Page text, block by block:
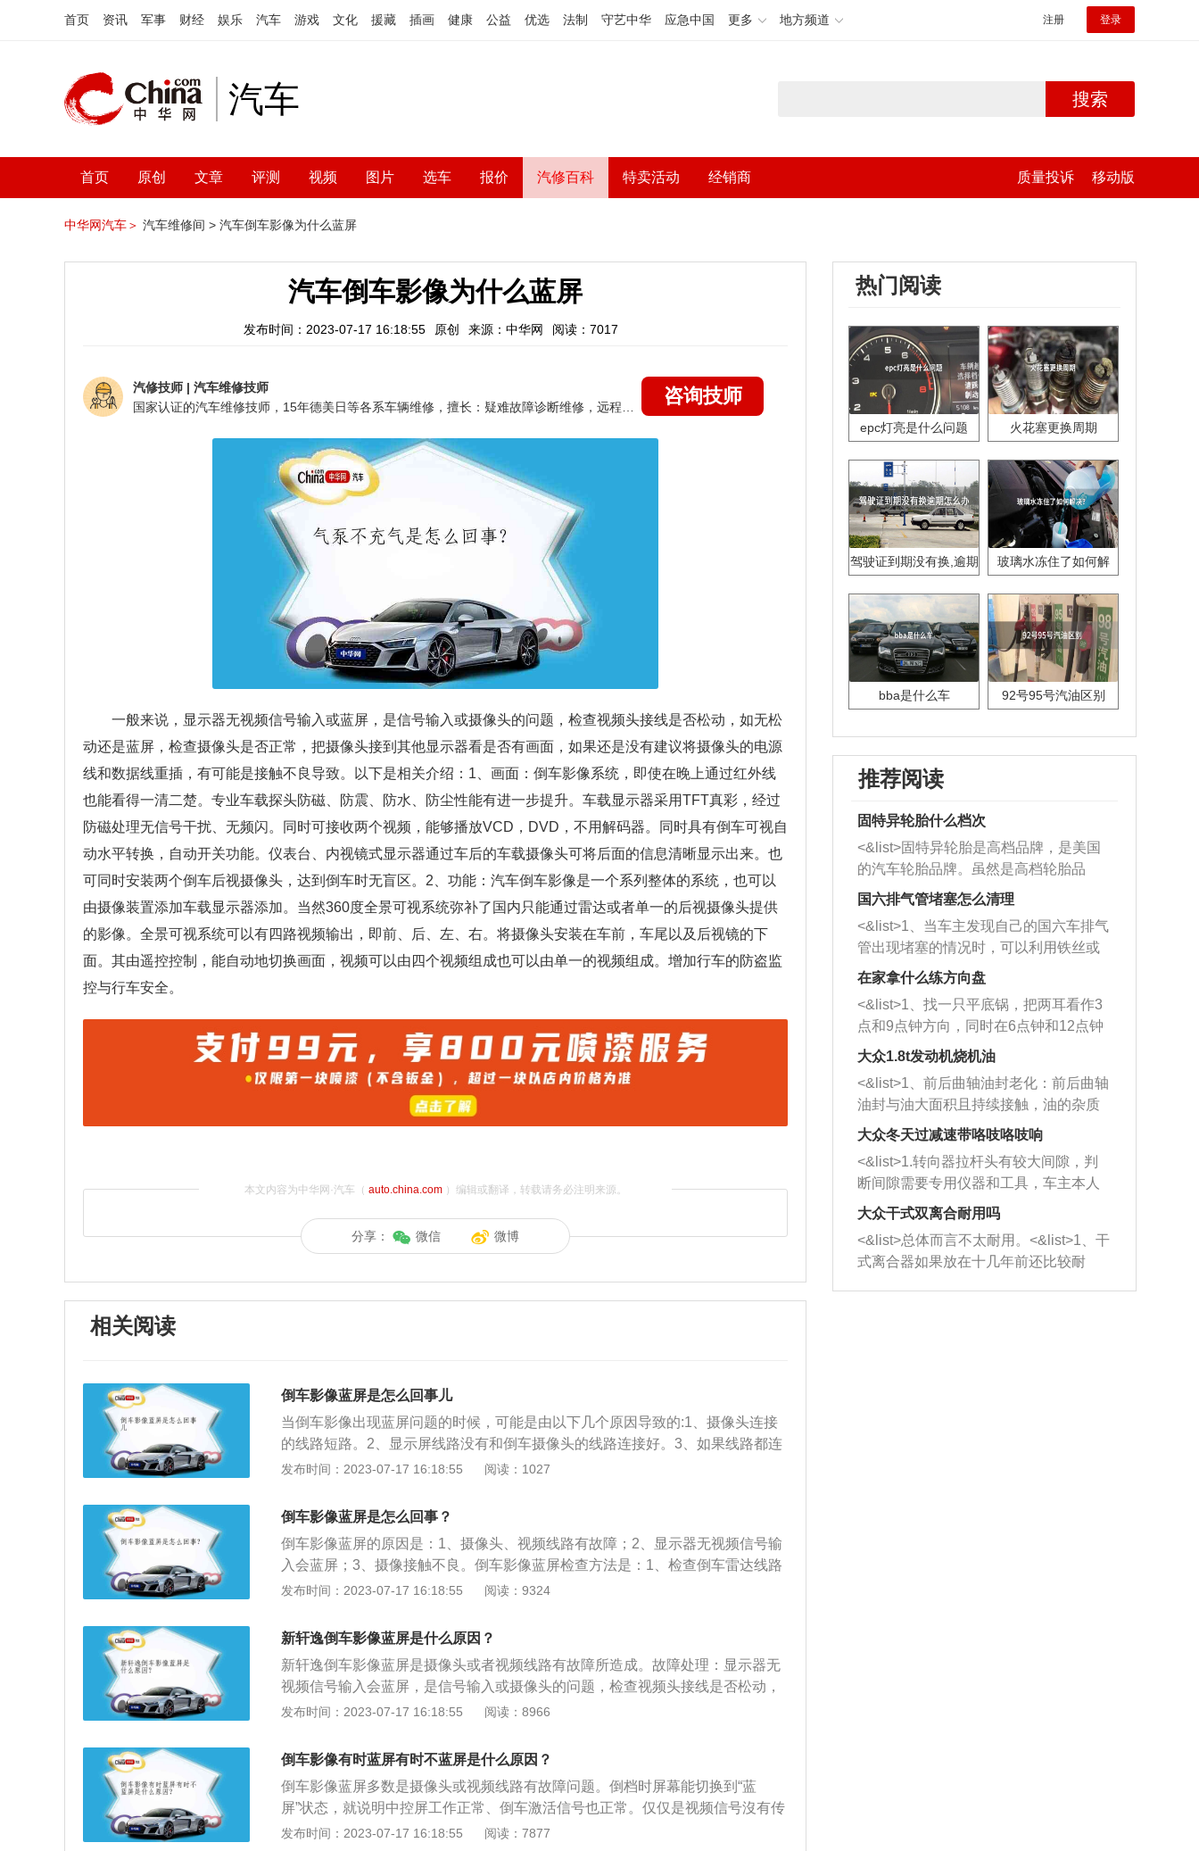
首页 资讯 军事 财经 娱乐 汽车 游戏 文化 援藏 插画 健康 公益 优选 法制 守艺中华 应急中国 更多 地方频道 注册 登录
汽车 搜索
首页 原创 文章 评测 视频 图片 选车 报价 汽修百科 特卖活动 经销商 质量投诉 移动版
中华网汽车＞ 汽车维修间 > 汽车倒车影像为什么蓝屏
汽车倒车影像为什么蓝屏
发布时间：2023-07-17 16:18:55 原创 来源：中华网 阅读：7017
汽修技师 | 汽车维修技师
咨询技师
一般来说，显示器无视频信号输入或蓝屏，是信号输入或摄像头的问题，检查视频头接线是否松动，如无松
动还是蓝屏，检查摄像头是否正常，把摄像头接到其他显示器看是否有画面，如果还是没有建议将摄像头的电源
线和数据线重插，有可能是接触不良导致。以下是相关介绍：1、画面：倒车影像系统，即使在晚上通过红外线
也能看得一清二楚。专业车载探头防磁、防震、防水、防尘性能有进一步提升。车载显示器采用TFT真彩，经过
防磁处理无信号干扰、无频闪。同时可接收两个视频，能够播放VCD，DVD，不用解码器。同时具有倒车可视自
动水平转换，自动开关功能。仪表台、内视镜式显示器通过车后的车载摄像头可将后面的信息清晰显示出来。也
可同时安装两个倒车后视摄像头，达到倒车时无盲区。2、功能：汽车倒车影像是一个系列整体的系统，也可以
由摄像装置添加车载显示器添加。当然360度全景可视系统弥补了国内只能通过雷达或者单一的后视摄像头提供
的影像。全景可视系统可以有四路视频输出，即前、后、左、右。将摄像头安装在车前，车尾以及后视镜的下
面。其由遥控控制，能自动地切换画面，视频可以由四个视频组成也可以由单一的视频组成。增加行车的防盗监
控与行车安全。
本文内容为中华网·汽车（ auto.china.com）编辑或翻译，转载请务必注明来源。
分享： 微信 微博
相关阅读
倒车影像蓝屏是怎么回事儿
当倒车影像出现蓝屏问题的时候，可能是由以下几个原因导致的:1、摄像头连接
的线路短路。2、显示屏线路没有和倒车摄像头的线路连接好。3、如果线路都连
接好了，那可能电源线接触不良，只需要重新插上就可以了。4、显示器没有接
能是正常的，只是因为一些原因没有接收到倒车的影像而已。汽车的倒车影像是
重要的辅助功能，它不仅仅能帮助车主观察到车后方的盲区，还具备夜视的功
能，在晚上能也看的一清二楚，能帮助车主在倒车的时候提供很多帮助，有效的
避免车后出现的障碍，大大增加了我们的倒车安全。不过需要注意的是，一定要
让倒车影像的摄像头镜头保持干净，不然倒车的时候不好观察到车辆后面的信
发布时间：2023-07-17 16:18:55 阅读：1027
倒车影像蓝屏是怎么回事？
倒车影像蓝屏的原因是：1、摄像头、视频线路有故障；2、显示器无视频信号输
入会蓝屏；3、摄像接触不良。倒车影像蓝屏检查方法是：1、检查倒车雷达线路
与整车安装的接线处有无虚接接触不良；2、检查倒车雷达的探头有无故障；3、
可以直观、清晰的在车内监控车外两侧及车后视频画面的情况，避免意外及偷盗
事件发生。
发布时间：2023-07-17 16:18:55 阅读：9324
新轩逸倒车影像蓝屏是什么原因？
新轩逸倒车影像蓝屏是摄像头或者视频线路有故障所造成。故障处理：显示器无
视频信号输入会蓝屏，是信号输入或摄像头的问题，检查视频头接线是否松动，
如无松动，请检查摄像头是否正常。倒车影像：倒车影像又称泊车辅助系统，或
或行车安全辅助领域。倒车影像的选择：在选用倒车影像时需注意是否与自己的
车型相匹配，可从摄像头型号、电源电压、屏幕尺寸、是否防水、抗震、抗干扰
等考虑。
发布时间：2023-07-17 16:18:55 阅读：8966
倒车影像有时蓝屏有时不蓝屏是什么原因？
倒车影像蓝屏多数是摄像头或视频线路有故障问题。倒档时屏幕能切换到“蓝
屏”状态，就说明中控屏工作正常、倒车激活信号也正常。仅仅是视频信号沒有传
输到屏幕而已。以下是开车的注意事项与技巧：1、开车常看后视镜：有些新手
发布时间：2023-07-17 16:18:55 阅读：7877
热门阅读
epc灯亮是什么问题 火花塞更换周期
驾驶证到期没有换,逾期
玻璃水冻住了如何解
bba是什么车 92号95号汽油区别
推荐阅读
固特异轮胎什么档次
<&list>固特异轮胎是高档品牌，是美国
的汽车轮胎品牌。虽然是高档轮胎品
牌，但是中高低端的轮胎都有生产，这
也是为了更好的开拓市场。
国六排气管堵塞怎么清理
<&list>1、当车主发现自己的国六车排气
管出现堵塞的情况时，可以利用铁丝或
者是细棍，直接将杂物给取出来，如果
堵塞情况比较严重，也可以采取应急措
施。 <&list>2、直接利用木棍将所有的
杂物推到排气管里面的位置处，然后将
三元催化器拆解开，就可以将堵塞的东
西取出来。但如果是因为积碳过多引起
的堵塞，就需要将三元催化器泡在草酸
洗剂对堵塞的情况得到解决，将清洗剂
放在燃油箱中，与燃油混合后，车辆启
动时，就可以和汽油一起进入到燃烧
室，最后形成废气排出，就可以让三元
催化器得到清洗，排气管堵塞的情况就
能够得到解决。
在家拿什么练方向盘
<&list>1、找一只平底锅，把两耳看作3
点和9点钟方向，同时在6点钟和12点钟
方向做一个标记。 <&list>2、双手握住
一圈半的练习，往右同样也要打相同的
圈数。 <&list>3、最后强调要反复练
习，这样就可以形成肌肉记忆，在真实
驾驶车辆时，不需要记忆也能打好方
向。
大众1.8t发动机烧机油
<&list>1、前后曲轴油封老化：前后曲轴
油封与油大面积且持续接触，油的杂质
和发动机内持续温度变化使其密封效果
逐渐减弱，导致渗油或漏油。<&list>2、
活塞间隙过大：积碳会使活塞环与缸体
的间隙扩大，导致机油流入燃烧室中，
造成烧机油。<&list>3、机油粘度。使用
机油粘度过小的话，同样会有烧机油现
象，机油粘度过小具有很好的流动性，
大众冬天过减速带咯吱咯吱响
<&list>1.转向器拉杆头有较大间隙，判
断间隙需要专用仪器和工具，车主本人
无法制作，需要将车辆送到修理厂或4s
店；<&list>2.车辆半轴套管防尘罩破
裂，破裂后会出现漏油现象，使半轴磨
损严重，磨损的半轴容易损坏，产生异
响；<&list>3.稳定器的转向胶套和球头
大众干式双离合耐用吗
<&list>总体而言不太耐用。<&list>1、干
式离合器如果放在十几年前还比较耐